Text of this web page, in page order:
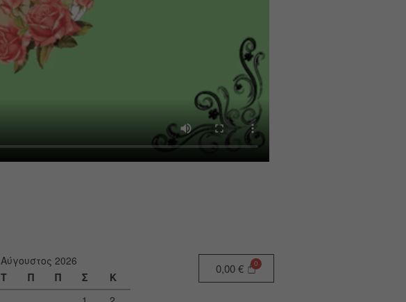
Αύγουστος 2026
Τ Π Π Σ
Κ
0,00€